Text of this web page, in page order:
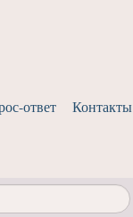
ответ Контакты